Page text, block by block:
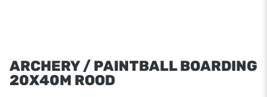
ARCHERY / PAINTBALL BOARDING
20X40M ROOD